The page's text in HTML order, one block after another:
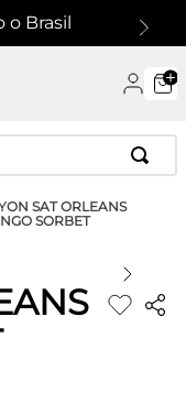
o Brasil
SAT ORLEANS
SORBET